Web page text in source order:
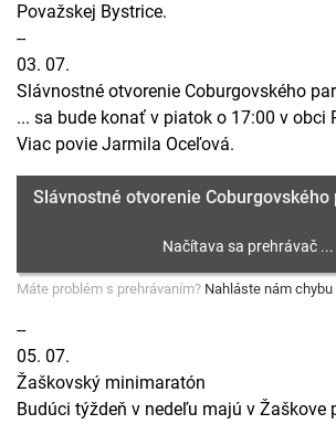
Považskej Bystrice.
--
03. 07.
Slávnostné otvorenie Coburgovského
... sa bude konať v piatok o 17:00 v obci
Viac povie Jarmila Oceľová.
Slávnostné otvorenie Coburgovského
Máte problém s prehrávaním? Nahláste nám chybu
--
05. 07.
Žaškovský minimaratón
Budúci týždeň v nedeľu majú v Žaškove